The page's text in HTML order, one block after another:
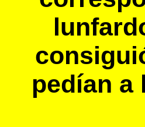
pedían a